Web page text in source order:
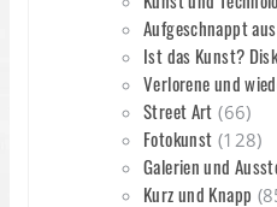
Aufgeschnappt
Ist das Kunst?
Verlorene und
Street Art (66)
Fotokunst (128)
Galerien und
Kurz und Knapp